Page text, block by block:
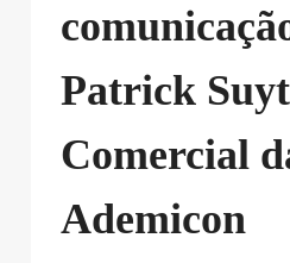
Patrick
Comercial
Ademicon